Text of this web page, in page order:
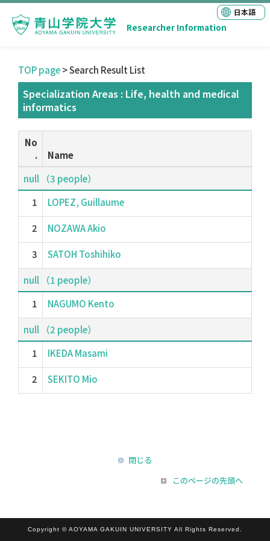
Researcher Information
日本語
TOP page> Search Result List
Specialization Areas : Life, health and medical
informatics
No
.
Name
null （3 people）
1
LOPEZ, Guillaume
2 NOZAWA Akio
3 SATOH Toshihiko
null （1 people）
1
NAGUMO Kento
null （2 people）
1
IKEDA Masami
2 SEKITO Mio
閉じる
このページの先頭へ
Copyright © AOYAMA GAKUIN UNIVERSITY All Rights Reserved.